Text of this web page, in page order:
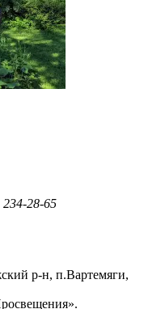
28-65
р-н, п.Вартемяги,